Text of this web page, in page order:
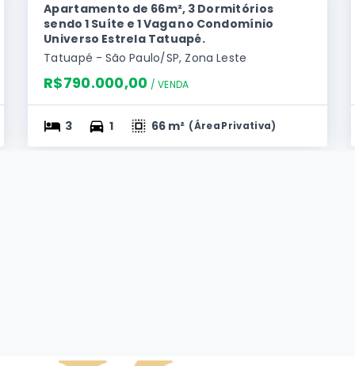
Apartamento de 66m², 3 Dormitórios
sendo 1 Suíte e 1 Vaga no Condomínio
Universo Estrela Tatuapé.
Tatuapé - São Paulo/SP, Zona Leste
R$790.000,00 / VENDA
3 1 66 m² (Área Privativa)